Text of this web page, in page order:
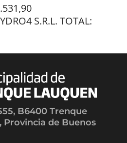
S.R.L. TOTAL:
B6400 Trenque
Provincia de Buenos